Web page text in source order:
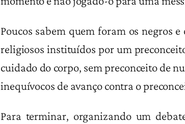
Poucos sabem quem foram os negros
religiosos instituídos por um
cuidado do corpo, sem preconceito de
inequívocos de avanço contra o
Para terminar, organizando um